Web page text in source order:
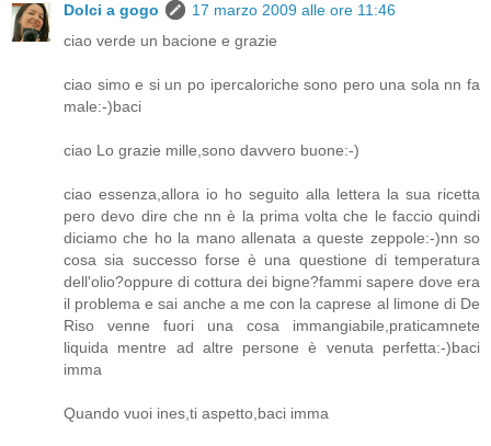
Dolci a gogo
17 marzo 2009 alle ore 11:46
ciao verde un bacione e grazie
ciao simo e si un po ipercaloriche sono pero una sola nn fa
male:-)baci
ciao Lo grazie mille,sono davvero buone:-)
ciao essenza,allora io ho seguito alla lettera la sua ricetta
pero devo dire che nn è la prima volta che le faccio quindi
diciamo che ho la mano allenata a queste zeppole:-)nn so
cosa sia successo forse è una questione di temperatura
dell'olio?oppure di cottura dei bigne?fammi sapere dove era
il problema e sai anche a me con la caprese al limone di De
Riso venne fuori una cosa immangiabile,praticamnete
liquida mentre ad altre persone è venuta perfetta:-)baci
imma
Quando vuoi ines,ti aspetto,baci imma